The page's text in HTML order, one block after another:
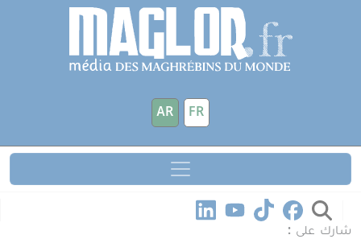
تجاوز إلى المحتوى الرئيسي
FR
AR
شارك على :
لوحة إدارة ملفات تعريف الارتباط